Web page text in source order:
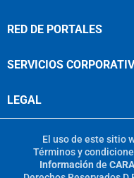
RED DE PORTALES
SERVICIOS
LEGAL
El uso de este sitio
Términos y
Información de